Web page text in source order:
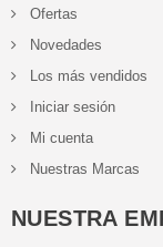
Ofertas
Novedades
Los más vendidos
Iniciar sesión
Mi cuenta
Nuestras Marcas
NUESTRA